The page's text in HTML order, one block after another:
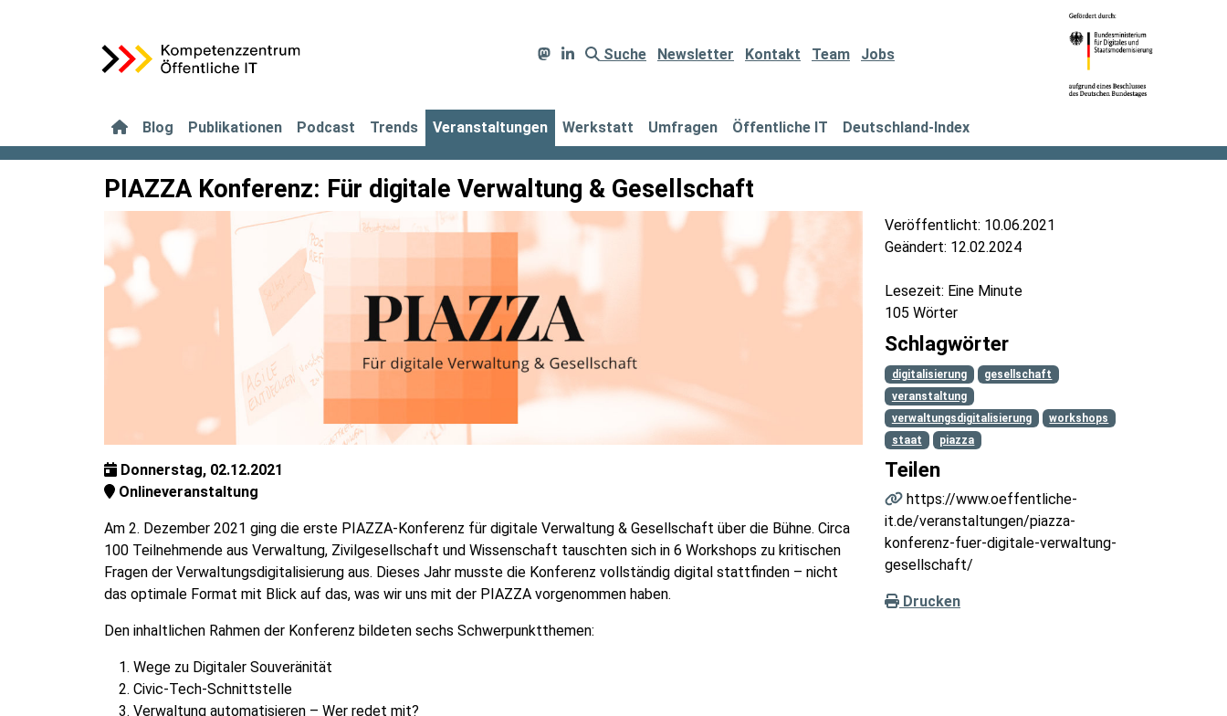
Suche Newsletter Kontakt Team Jobs
Blog Publikationen Podcast Trends Veranstaltungen Werkstatt Umfragen Öffentliche IT Deutschland-Index
PIAZZA Konferenz: Für digitale Verwaltung & Gesellschaft
Donnerstag, 02.12.2021
Onlineveranstaltung
Am 2. Dezember 2021 ging die erste PIAZZA-Konferenz für digitale Verwaltung & Gesellschaft über die Bühne. Circa
100 Teilnehmende aus Verwaltung, Zivilgesellschaft und Wissenschaft tauschten sich in 6 Workshops zu kritischen
Fragen der Verwaltungsdigitalisierung aus. Dieses Jahr musste die Konferenz vollständig digital stattfinden – nicht
das optimale Format mit Blick auf das, was wir uns mit der PIAZZA vorgenommen haben.
Den inhaltlichen Rahmen der Konferenz bildeten sechs Schwerpunktthemen:
Wege zu Digitaler Souveränität
Civic-Tech-Schnittstelle
Verwaltung automatisieren – Wer redet mit?
Veröffentlicht: 10.06.2021
Geändert: 12.02.2024
Lesezeit: Eine Minute
105 Wörter
Schlagwörter
digitalisierung
gesellschaft
veranstaltung
verwaltungsdigitalisierung
workshops
staat
piazza
Teilen
https://www.oeffentliche-
it.de/veranstaltungen/piazza-
konferenz-fuer-digitale-verwaltung-
gesellschaft/
Drucken